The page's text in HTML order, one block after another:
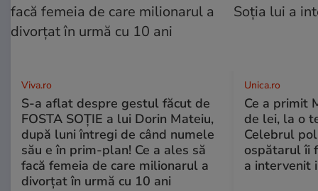
Viva.ro
S-a aflat despre gestul făcut de
FOSTA SOȚIE a lui Dorin Mateiu,
după luni întregi de când numele
său e în prim-plan! Ce a ales să
facă femeia de care milionarul a
divorțat în urmă cu 10 ani
Unica.ro
Ce a primit
de lei, la o
Celebrul
ospătarul îi
a intervenit